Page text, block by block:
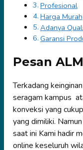
Profesional
Harga Murah
Adanya
Garansi
Pesan
Terkadang
seragam kampus
konveksi yang
yang dimiliki.
saat ini Kami hadir
online keseluruh